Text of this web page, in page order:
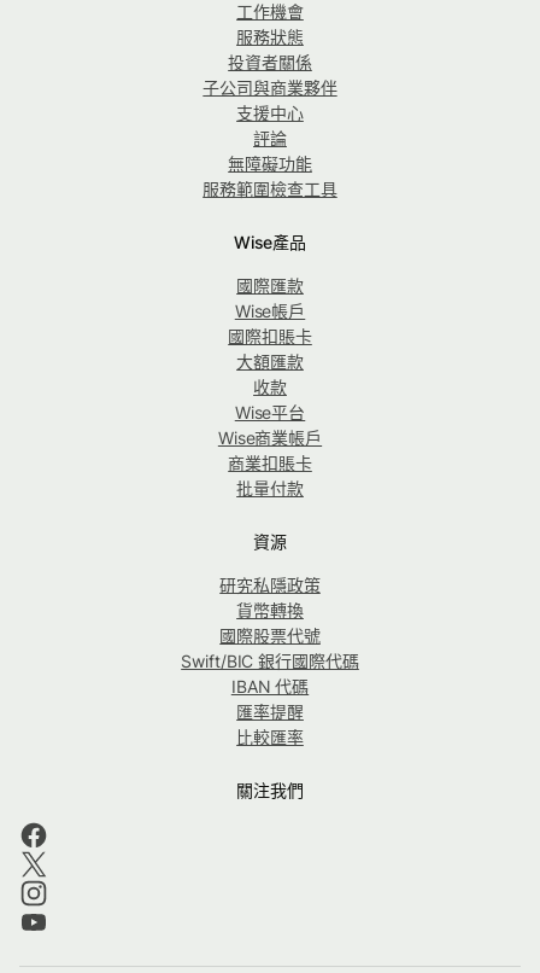
工作機會
服務狀態
投資者關係
子公司與商業夥伴
支援中心
評論
無障礙功能
服務範圍檢查工具
Wise產品
國際匯款
Wise帳戶
國際扣賬卡
大額匯款
收款
Wise平台
Wise商業帳戶
商業扣賬卡
批量付款
資源
研究私隱政策
貨幣轉換
國際股票代號
Swift/BIC 銀行國際代碼
IBAN 代碼
匯率提醒
比較匯率
關注我們